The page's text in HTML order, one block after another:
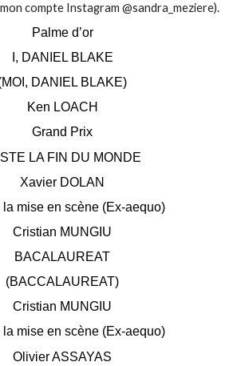
compte Instagram @sandra_meziere).
Palme d’or
I, DANIEL BLAKE
DANIEL BLAKE)
Ken LOACH
Grand Prix
LA FIN DU MONDE
Xavier DOLAN
la mise en scène (Ex-aequo)
Cristian MUNGIU
BACALAUREAT
(BACCALAUREAT)
Cristian MUNGIU
la mise en scène (Ex-aequo)
Olivier ASSAYAS